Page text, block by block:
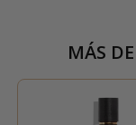
MÁS DE